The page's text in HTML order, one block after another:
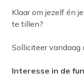
Klaar om jezelf én
te tillen?
Solliciteer vandaag
Interesse in de